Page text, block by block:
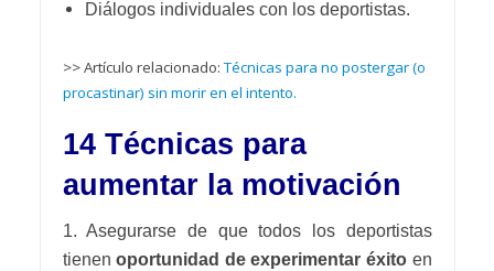
Diálogos individuales con los deportistas.
>> Artículo relacionado:Técnicas para no postergar (o
procastinar) sin morir en el intento.
14 Técnicas para
aumentar la motivación
1. Asegurarse de que todos los deportistas
tienenoportunidad de experimentar éxitoen